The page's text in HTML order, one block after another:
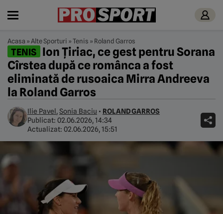
Acasa »Alte Sporturi »Tenis » Roland Garros
TENIS Ion Țiriac, ce gest pentru Sorana
Cîrstea după ce românca a fost
eliminată de rusoaica Mirra Andreeva
la Roland Garros
Ilie Pavel ,Sonia Baciu • ROLAND GARROS
Publicat: 02.06.2026, 14:34
Actualizat: 02.06.2026, 15:51